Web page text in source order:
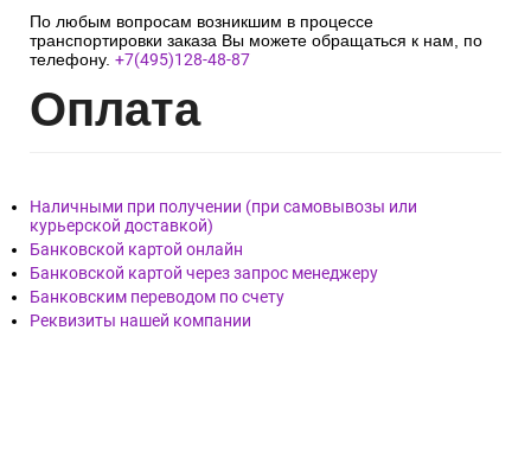
По любым вопросам возникшим в процессе
транспортировки заказа Вы можете обращаться к нам, по
телефону. +7(495)128-48-87
Оплата
Наличными при получении (при самовывозы или
курьерской доставкой)
Банковской картой онлайн
Банковской картой через запрос менеджеру
Банковским переводом по счету
Реквизиты нашей компании